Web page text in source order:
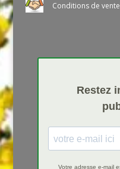
Conditions de vente